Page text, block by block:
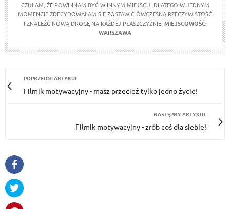
CZUŁAM, ŻE POWINNAM BYĆ W INNYM MIEJSCU. DLATEGO W JEDNYM
MOMENCIE ZDECYDOWAŁAM SIĘ ZOSTAWIĆ ÓWCZESNĄ RZECZYWISTOŚĆ
I ZNALEŹĆ NOWĄ DROGĘ NA KAŻDEJ PŁASZCZYŹNIE. MIEJSCOWOŚĆ:
WARSZAWA
POPRZEDNI ARTYKUŁ
Filmik motywacyjny - masz przecież tylko jedno życie!
NASTĘPNY ARTYKUŁ
Filmik motywacyjny - zrób coś dla siebie!